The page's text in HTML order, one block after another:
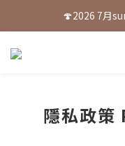
🍄2026 7月
隱私政策